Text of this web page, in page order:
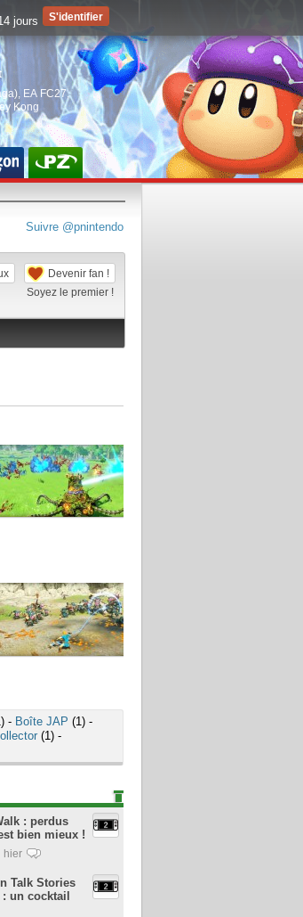
EA FC27,
Kong
Suivre @pnintendo
Devenir fan !
Soyez le premier !
- Boîte JAP (1) -
(1) -
: perdus
bien mieux !
hier
Talk Stories
un cocktail
jours